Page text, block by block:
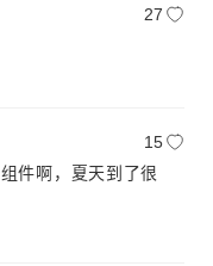
27
15
件啊，夏天到了很